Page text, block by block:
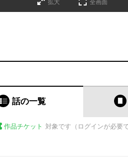
拡大 全画面
話の一覧
作品チケット 対象です（ログインが必要で